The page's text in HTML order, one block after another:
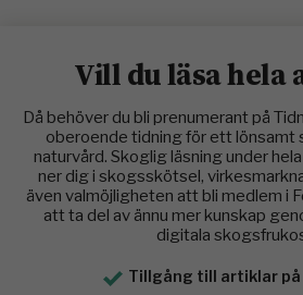
Vill du läsa hela
Då behöver du bli prenumerant på
oberoende tidning för ett lönsamt
naturvård. Skoglig läsning under
ner dig i skogsskötsel,
även valmöjligheten att bli medlem i
att ta del av ännu mer kunskap
digitala
Tillgång till artiklar på